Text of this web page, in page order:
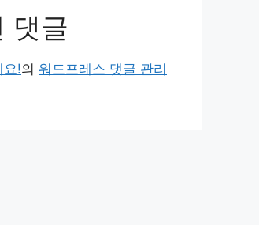
댓글
요!의 워드프레스 댓글 관리